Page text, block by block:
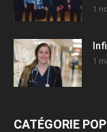
1
1
CATÉGORIE